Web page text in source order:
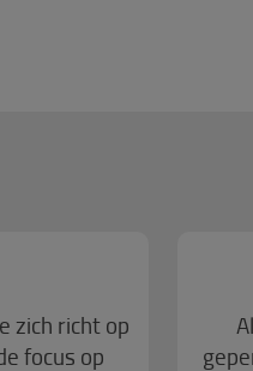
zich richt op
focus op